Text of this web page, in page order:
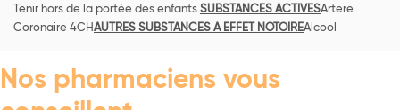
Tenir hors de la portée des enfants.SUBSTANCES ACTIVESArtere
Coronaire 4CHAUTRES SUBSTANCES A EFFET NOTOIREAlcool
Nos pharmaciens vous